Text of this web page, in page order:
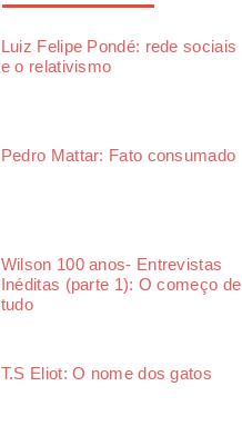
Luiz Felipe Pondé: rede sociais
e o relativismo
Pedro Mattar: Fato consumado
Wilson 100 anos- Entrevistas
Inéditas (parte 1): O começo de
tudo
T.S Eliot: O nome dos gatos